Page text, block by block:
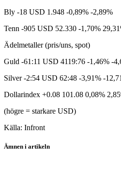
Bly -18 USD 1.948 -0,89% -2,89%
Tenn -905 USD 52.330 -1,70%
Ädelmetaller (pris/uns, spot)
Guld -61:11 USD 4119:76 -1,46% -
Silver -2:54 USD 62:48 -3,91% -
Dollarindex +0.08 101.08 0,08%
(högre = starkare USD)
Källa: Infront
Ämnen i artikeln